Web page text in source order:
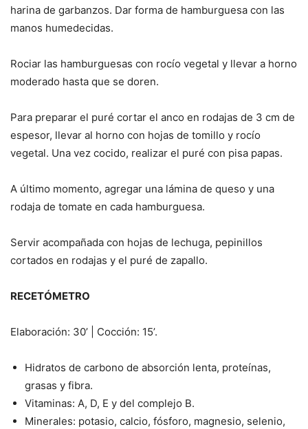
harina de garbanzos. Dar forma de hamburguesa con las
manos humedecidas.
Rociar las hamburguesas con rocío vegetal y llevar a horno
moderado hasta que se doren.
Para preparar el puré cortar el anco en rodajas de 3 cm de
espesor, llevar al horno con hojas de tomillo y rocío
vegetal. Una vez cocido, realizar el puré con pisa papas.
A último momento, agregar una lámina de queso y una
rodaja de tomate en cada hamburguesa.
Servir acompañada con hojas de lechuga, pepinillos
cortados en rodajas y el puré de zapallo.
RECETÓMETRO
Elaboración: 30’ | Cocción: 15’.
Hidratos de carbono de absorción lenta, proteínas,
grasas y fibra.
Vitaminas: A, D, E y del complejo B.
Minerales: potasio, calcio, fósforo, magnesio, selenio,